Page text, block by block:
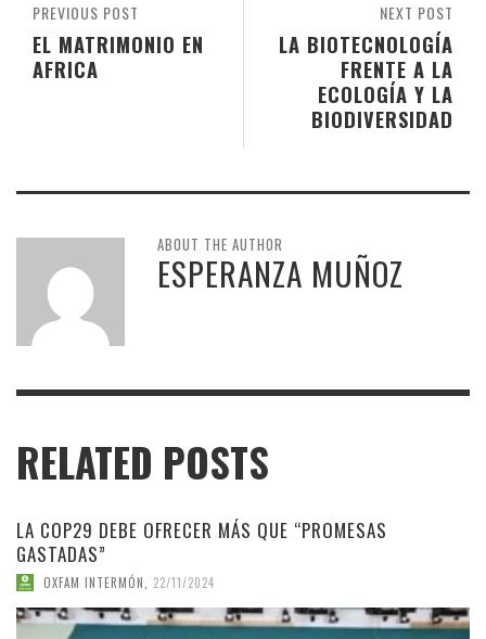
NEXT POST
LA BIOTECNOLOGÍA
FRENTE A LA
ECOLOGÍA Y LA
BIODIVERSIDAD
PREVIOUS POST
EL MATRIMONIO EN
AFRICA
ABOUT THE AUTHOR
ESPERANZA MUÑOZ
RELATED POSTS
LA COP29 DEBE OFRECER MÁS QUE “PROMESAS
GASTADAS”
OXFAM INTERMÓN 22/11/2024